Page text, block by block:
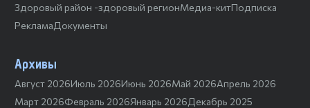
Здоровый район -здоровый регионМедиа-китПодписка
РекламаДокументы
Архивы
Август 2026Июль 2026Июнь 2026Май 2026Апрель 2026
Март 2026Февраль 2026Январь 2026Декабрь 2025